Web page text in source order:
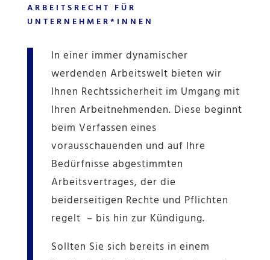
ARBEITSRECHT FÜR
UNTERNEHMER*INNEN
In einer immer dynamischer
werdenden Arbeitswelt bieten wir
Ihnen Rechtssicherheit im Umgang mit
Ihren Arbeitnehmenden. Diese beginnt
beim Verfassen eines
vorausschauenden und auf Ihre
Bedürfnisse abgestimmten
Arbeitsvertrages, der die
beiderseitigen Rechte und Pflichten
regelt – bis hin zur Kündigung.
Sollten Sie sich bereits in einem